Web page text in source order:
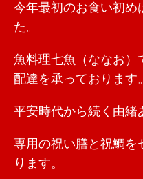
今年最初のお食い初め
た。
魚料理七魚（ななお）
配達を承っております。
平安時代から続く由緒
専用の祝い膳と祝鯛を
ります。